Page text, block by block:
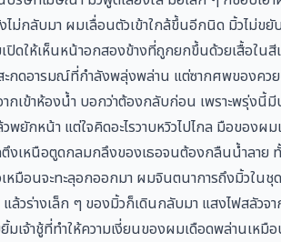
กลับมา ผมเลื่อนตัวเข้าใกล้ขึ้นอีกนิด มิ้วไม่ข
ปิดให้เห็นหน้าอกสองข้างที่ถูกยกขึ้นด้วยเสื้อใน
กดอารมณ์ที่กำลังพลุ่งพล่าน แต่ซากศพของคว
กเข้าห้องน้ำ บอกว่าต้องกลับก่อน เพราะพรุ่งนี้
ยักหน้า แต่ใจคิดอะไรวาบหวิวไปไกล มือของผ
งเหนือตูดกลมกลึงของเธอจนต้องกลืนน้ำลา
หมือนจะทะลุอกออกมา ผมจินตนาการถึงมิ้วใน
ร่างเล็ก ๆ ของมิ้วก็เดินกลับมา แสงไฟสลัวจา
มเจ้าชู้ที่ทำให้ความเงี่ยนของผมเดือดพล่านเห